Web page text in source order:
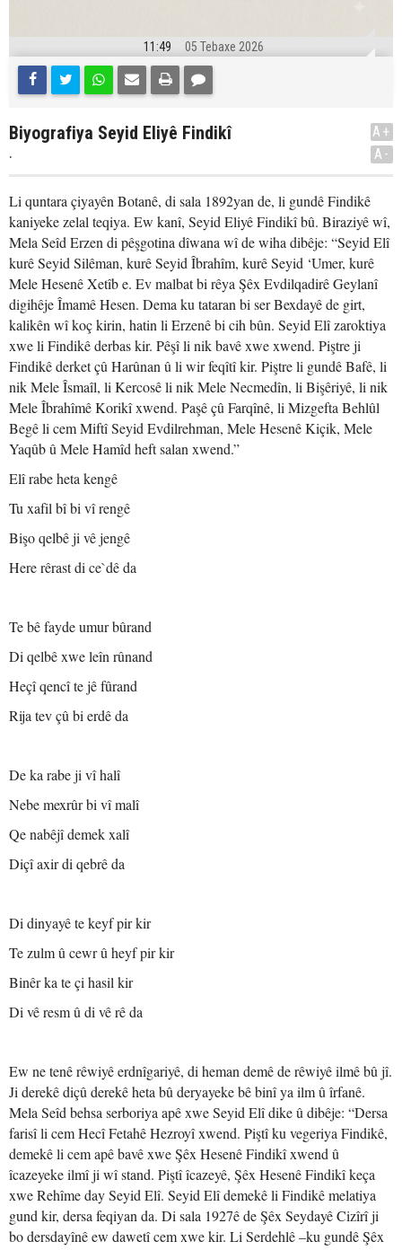
11:49 05 Tebaxe 2026
Biyografiya Seyid Eliyê Findikî
.
A+
A-
Li quntara çiyayên Botanê, di sala 1892yan de, li gundê Findikê
kaniyeke zelal teqiya. Ew kanî, Seyid Eliyê Findikî bû. Biraziyê wî,
Mela Seîd Erzen di pêşgotina dîwana wî de wiha dibêje: “Seyid Elî
kurê Seyid Silêman, kurê Seyid Îbrahîm, kurê Seyid ‘Umer, kurê
Mele Hesenê Xetîb e. Ev malbat bi rêya Şêx Evdilqadirê Geylanî
digihêje Îmamê Hesen. Dema ku tataran bi ser Bexdayê de girt,
kalikên wî koç kirin, hatin li Erzenê bi cih bûn. Seyid Elî zaroktiya
xwe li Findikê derbas kir. Pêşî li nik bavê xwe xwend. Piştre ji
Findikê derket çû Harûnan û li wir feqîtî kir. Piştre li gundê Bafê, li
nik Mele Îsmaîl, li Kercosê li nik Mele Necmedîn, li Bişêriyê, li nik
Mele Îbrahîmê Korikî xwend. Paşê çû Farqînê, li Mizgefta Behlûl
Begê li cem Miftî Seyid Evdilrehman, Mele Hesenê Kiçik, Mele
Yaqûb û Mele Hamîd heft salan xwend.”
Elî rabe heta kengê
Tu xafil bî bi vî rengê
Bişo qelbê ji vê jengê
Here rêrast di ce`dê da
Te bê fayde umur bûrand
Di qelbê xwe leîn rûnand
Heçî qencî te jê fûrand
Rija tev çû bi erdê da
De ka rabe ji vî halî
Nebe mexrûr bi vî malî
Qe nabêjî demek xalî
Diçî axir di qebrê da
Di dinyayê te keyf pir kir
Te zulm û cewr û heyf pir kir
Binêr ka te çi hasil kir
Di vê resm û di vê rê da
Ew ne tenê rêwiyê erdnîgariyê, di heman demê de rêwiyê ilmê bû jî.
Ji derekê diçû derekê heta bû deryayeke bê binî ya ilm û îrfanê.
Mela Seîd behsa serboriya apê xwe Seyid Elî dike û dibêje: “Dersa
farisî li cem Hecî Fetahê Hezroyî xwend. Piştî ku vegeriya Findikê,
demekê li cem apê bavê xwe Şêx Hesenê Findikî xwend û
îcazeyeke ilmî ji wî stand. Piştî îcazeyê, Şêx Hesenê Findikî keça
xwe Rehîme day Seyid Elî. Seyid Elî demekê li Findikê melatiya
gund kir, dersa feqiyan da. Di sala 1927ê de Şêx Seydayê Cizîrî ji
bo dersdayînê ew dawetî cem xwe kir. Li Serdehlê –ku gundê Şêx